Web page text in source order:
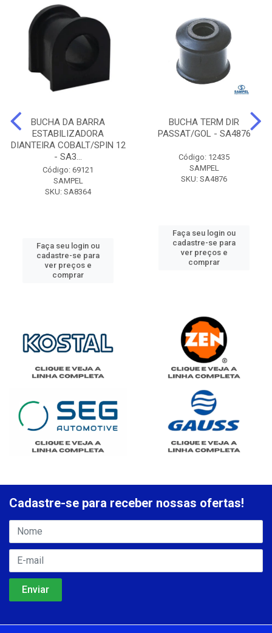
BUCHA DA BARRA
ESTABILIZADORA
DIANTEIRA COBALT/SPIN 12
- SA3...
Código: 69121
SAMPEL
SKU: SA8364
Faça seu login ou
cadastre-se para
ver preços e
comprar
BUCHA TERM DIR
PASSAT/GOL - SA4876
Código: 12435
SAMPEL
SKU: SA4876
Faça seu login ou
cadastre-se para
ver preços e
comprar
Cadastre-se para receber nossas ofertas!